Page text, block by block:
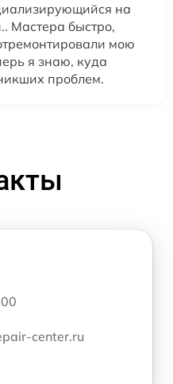
на
Мастера быстро,
мою
я знаю, куда
проблем.
center.ru